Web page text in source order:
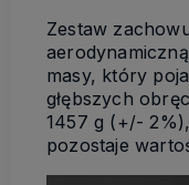
Zestaw
masy, który
głębszych
1457 g (+/-
pozostaje